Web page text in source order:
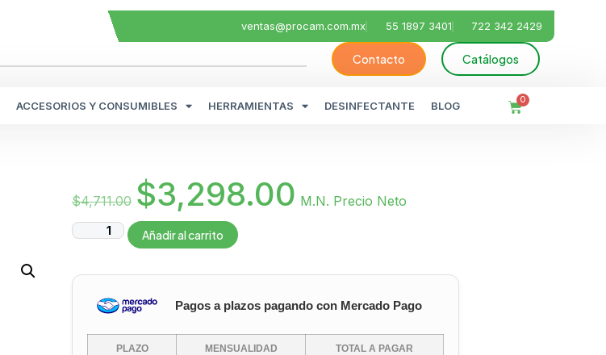
ventas@procam.com.mx 55 1897 3401 722 342 2429
Contacto Catálogos
ACCESORIOS Y CONSUMIBLES HERRAMIENTAS DESINFECTANTE BLOG 0
$4,711.00 $3,298.00 M.N. Precio Neto
Añadir al carrito
Pagos a plazos pagando con Mercado Pago
PLAZO MENSUALIDAD TOTAL A PAGAR